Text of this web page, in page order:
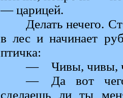
— царицей.
Делать нечего.
в лес и начинает
птичка:
— Чивы, чивы,
— Да вот
сделаешь ли ты